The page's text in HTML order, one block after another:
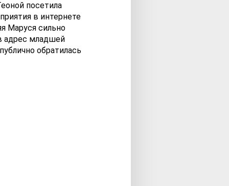
посетила
в интернете
Маруся сильно
адрес младшей
обратилась